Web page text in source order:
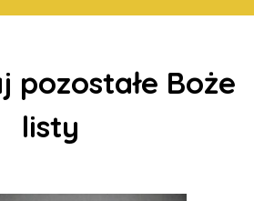
pozostałe Boże
listy